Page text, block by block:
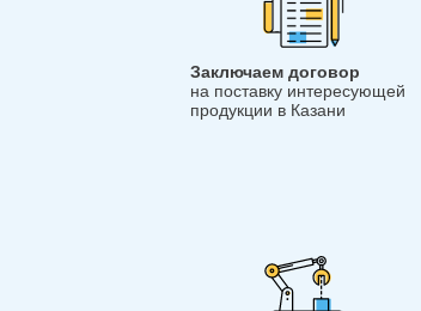
Заключаем договор
на поставку интересующей
продукции в Казани